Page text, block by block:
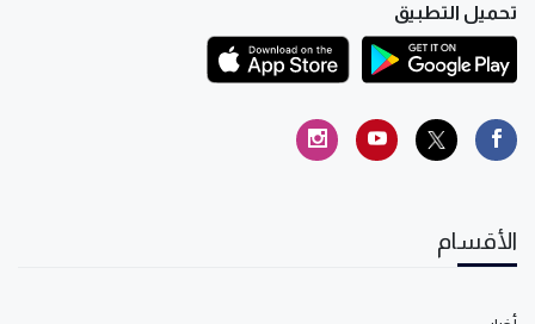
تحميل التطبيق
الأقسام